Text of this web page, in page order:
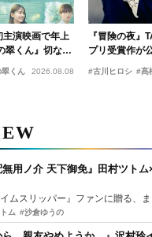
演映画で年上
翠くん』切ない
くん 2026.08.08
『冒険の夜』
プリ受賞作が
時上映決定
#古川ヒロシ #髙
無用ノ介 天下御免』田村ツト
ム #沙倉ゆうの